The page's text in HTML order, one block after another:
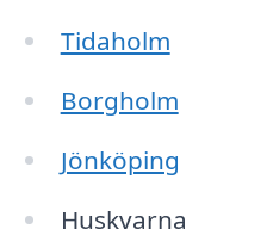
Tidaholm
Borgholm
Jönköping
Huskvarna